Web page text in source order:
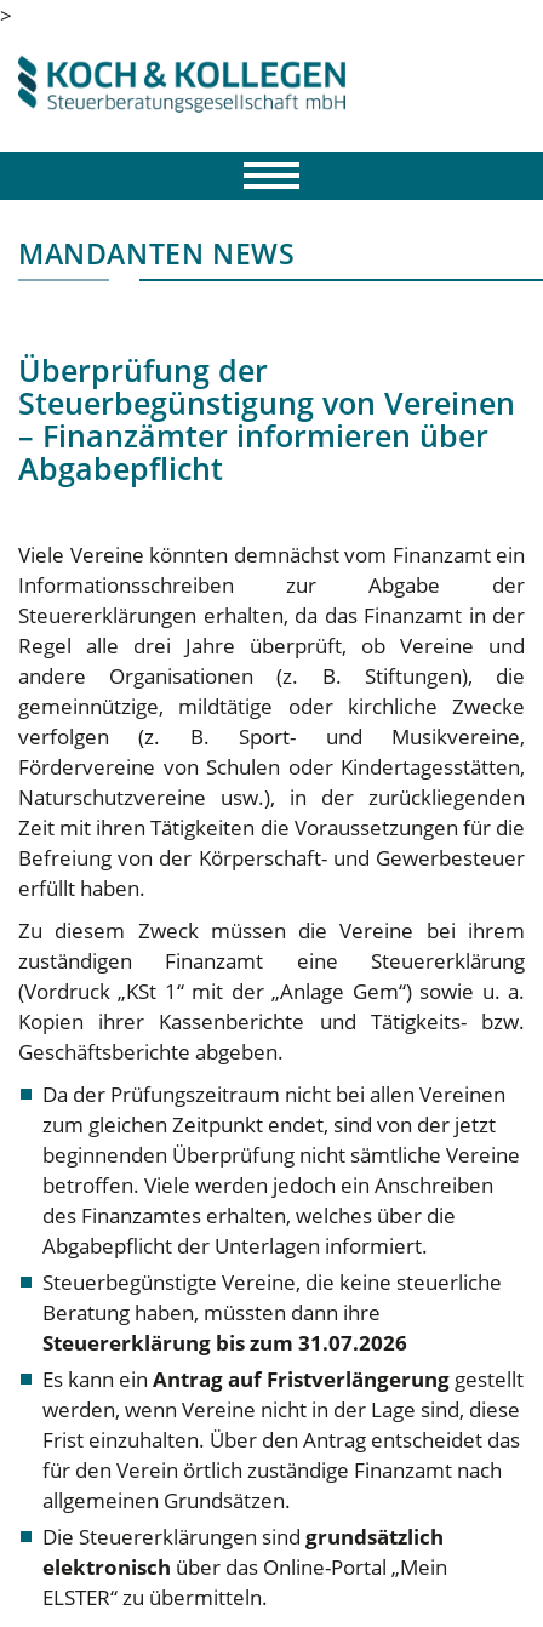
>
MANDANTEN NEWS
Überprüfung der
Steuerbegünstigung von Vereinen
– Finanzämter informieren über
Abgabepflicht
Viele Vereine könnten demnächst vom Finanzamt ein
Informationsschreiben zur Abgabe der
Steuererklärungen erhalten, da das Finanzamt in der
Regel alle drei Jahre überprüft, ob Vereine und
andere Organisationen (z. B. Stiftungen), die
gemeinnützige, mildtätige oder kirchliche Zwecke
verfolgen (z. B. Sport- und Musikvereine,
Fördervereine von Schulen oder Kindertagesstätten,
Naturschutzvereine usw.), in der zurückliegenden
Zeit mit ihren Tätigkeiten die Voraussetzungen für die
Befreiung von der Körperschaft- und Gewerbesteuer
erfüllt haben.
Zu diesem Zweck müssen die Vereine bei ihrem
zuständigen Finanzamt eine Steuererklärung
(Vordruck „KSt 1“ mit der „Anlage Gem“) sowie u. a.
Kopien ihrer Kassenberichte und Tätigkeits- bzw.
Geschäftsberichte abgeben.
Da der Prüfungszeitraum nicht bei allen Vereinen
zum gleichen Zeitpunkt endet, sind von der jetzt
beginnenden Überprüfung nicht sämtliche Vereine
betroffen. Viele werden jedoch ein Anschreiben
des Finanzamtes erhalten, welches über die
Abgabepflicht der Unterlagen informiert.
Steuerbegünstigte Vereine, die keine steuerliche
Beratung haben, müssten dann ihre
Steuererklärung bis zum 31.07.2026
Es kann ein Antrag auf Fristverlängerung gestellt
werden, wenn Vereine nicht in der Lage sind, diese
Frist einzuhalten. Über den Antrag entscheidet das
für den Verein örtlich zuständige Finanzamt nach
allgemeinen Grundsätzen.
Die Steuererklärungen sind grundsätzlich
elektronisch über das Online-Portal „Mein
ELSTER“ zu übermitteln.